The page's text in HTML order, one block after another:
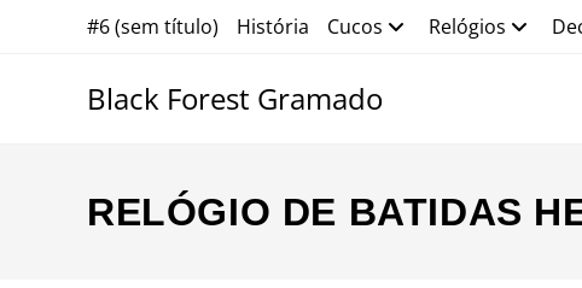
#6 (sem título) História Cucos Relógios
Black Forest Gramado
RELÓGIO DE BATIDAS